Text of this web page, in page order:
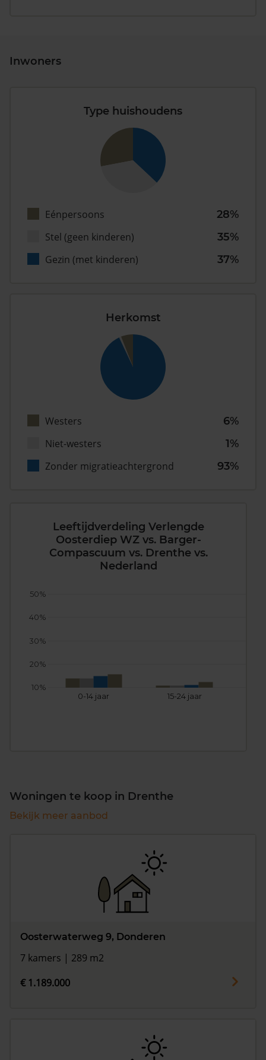
Inwoners
Type huishoudens
Eénpersoons
28%
Stel (geen kinderen)
35%
Gezin (met kinderen)
37%
Herkomst
Westers
6%
Niet-westers
1%
Zonder migratieachtergrond
93%
Leeftijdverdeling Verlengde
Oosterdiep WZ vs. Barger-
Compascuum vs. Drenthe vs.
Nederland
0-14 jaar 15-24 jaar
10%
20%
30%
40%
50%
Woningen te koop in Drenthe
Bekijk meer aanbod
Oosterwaterweg 9, Donderen
7 kamers | 289 m2
€ 1.189.000